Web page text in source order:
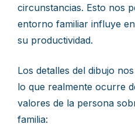
circunstancias. Esto nos
entorno familiar influye
su productividad.
Los detalles del dibujo
lo que realmente ocurre
valores de la persona
familia: